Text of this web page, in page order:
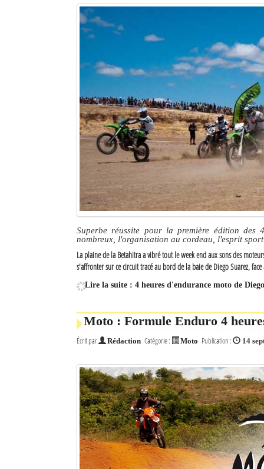
Superbe réussite pour la première édition
nombreux, l'organisation au cordeau, l'esprit
La plaine de la Betahitra a vibré tout le week end aux sons des
s'affronter sur ce circuit tracé au bord de la baie de Diego Suarez,
Lire la suite : 4 heures d'endurance moto de
Moto : Formule Enduro 4
Écrit par Rédaction Catégorie : Moto Publication : 14